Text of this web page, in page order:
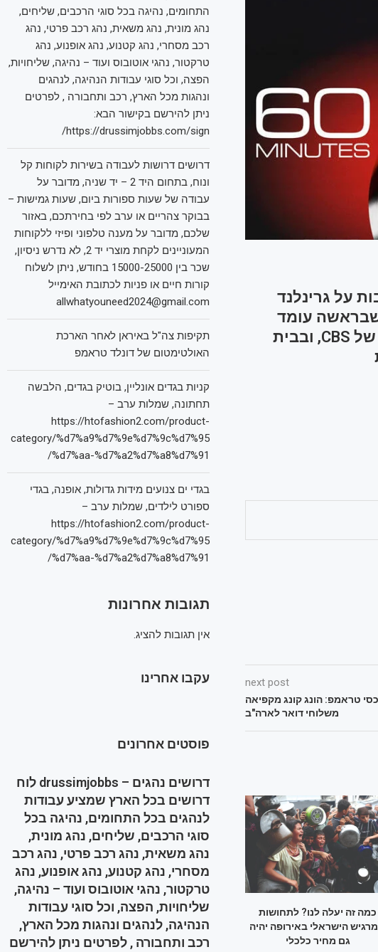
על גרינלנד
שבראשה עומד
תומך של טראמפ, מעכבת את מיזוג החברה האם של CBS, ובבית
next post
טראמפ: הונג קונג מקפיאה
משלוחי דואר לארה"ב
כמה זה יעלה לנו? לתחושות
הישראלי באירופה יהיה
גם מחיר כלכלי
התחומים, נהיגה בכל סוגי הרכבים, שליחים,
נהג מונית, נהג משאית, נהג רכב פרטי, נהג
רכב מסחרי, נהג קטנוע, נהג אופנוע, נהג
טרקטור, נהגי אוטובוס ועוד – נהיגה, שליחויות,
הפצה, וכל סוגי עבודות הנהיגה, לנהגים
ונהגות מכל הארץ, רכב ותחבורה , לפרטים
ניתן להירשם בקישור הבא:
https://drussimjobbs.com/sign/
דרושים דרושות לעבודה בשירות לקוחות קל
ונוח, בתחום היד 2 – יד שניה, מדובר על
עבודה של שעות ספורות ביום, שעות גמישות –
בבוקר צהריים או ערב לפי בחירתכם, באזור
שלכם, מדובר על מענה טלפוני ופיזי ללקוחות
המעוניינים לקחת מוצרי יד 2, לא נדרש ניסיון,
שכר בין 15000-25000 בחודש, ניתן לשלוח
קורות חיים או פניות לכתובת האימייל
allwhatyouneed2024@gmail.com
תקיפות צה"ל באיראן לאחר הארכת
האולטימטום של דונלד טראמפ
קניות בגדים אונליין, בוטיק בגדים, הלבשה
תחתונה, שמלות ערב –
https://htofashion2.com/product-
category/%d7%a9%d7%9e%d7%9c%d7%95
%d7%aa-%d7%a2%d7%a8%d7%91/
בגדי ים צנועים מידות גדולות, אופנה, בגדי
ספורט לילדים, שמלות ערב –
https://htofashion2.com/product-
category/%d7%a9%d7%9e%d7%9c%d7%95
%d7%aa-%d7%a2%d7%a8%d7%91/
תגובות אחרונות
אין תגובות להציג.
עקבו אחרינו
פוסטים אחרונים
דרושים נהגים – drussimjobbs לוח
דרושים בכל הארץ שמציע עבודות
לנהגים בכל התחומים, נהיגה בכל
סוגי הרכבים, שליחים, נהג מונית,
נהג משאית, נהג רכב פרטי, נהג רכב
מסחרי, נהג קטנוע, נהג אופנוע, נהג
טרקטור, נהגי אוטובוס ועוד – נהיגה,
שליחויות, הפצה, וכל סוגי עבודות
הנהיגה, לנהגים ונהגות מכל הארץ,
רכב ותחבורה , לפרטים ניתן להירשם